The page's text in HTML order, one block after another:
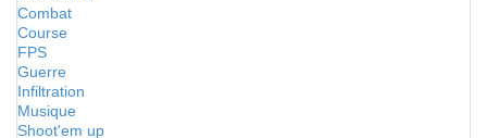
Combat
Course
FPS
Guerre
Infiltration
Musique
Shoot'em up